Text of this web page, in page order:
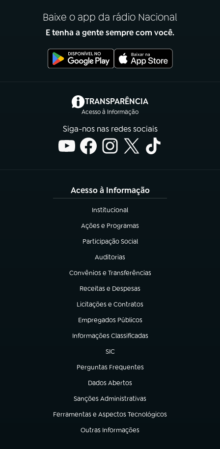
Baixe o app da rádio Nacional
E tenha a gente sempre com você.
TRANSPARÊNCIA
Acesso à Informação
(abre em nova aba)
Siga-nos nas redes sociais
Acesso à Informação
Institucional
(abre em nova aba)
Ações e Programas
(abre em nova aba)
Participação Social
(abre em nova aba)
Auditorias
(abre em nova aba)
Convênios e Transferências
(abre em nova aba)
Receitas e Despesas
(abre em nova aba)
Licitações e Contratos
(abre em nova aba)
Empregados Públicos
(abre em nova aba)
Informações Classificadas
(abre em nova aba)
SIC
(abre em nova aba)
Perguntas Frequentes
(abre em nova aba)
Dados Abertos
(abre em nova aba)
Sanções Administrativas
(abre em nova aba)
Ferramentas e Aspectos Tecnológicos
(abre em nova aba)
Outras Informações
(abre em nova aba)